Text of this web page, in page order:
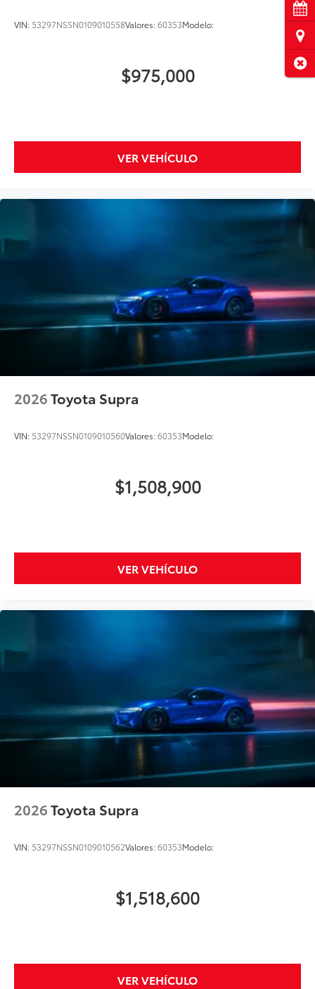
VIN: 53297NSSN0109010558Valores:60353Modelo:
$975,000
VER VEHÍCULO
2026Toyota Supra
VIN: 53297NSSN0109010560Valores:60353Modelo:
$1,508,900
VER VEHÍCULO
2026Toyota Supra
VIN: 53297NSSN0109010562Valores:60353Modelo:
$1,518,600
VER VEHÍCULO